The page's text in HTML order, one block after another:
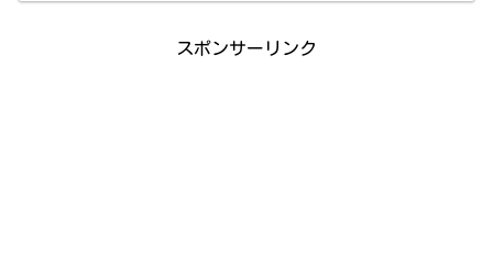
スポンサーリンク